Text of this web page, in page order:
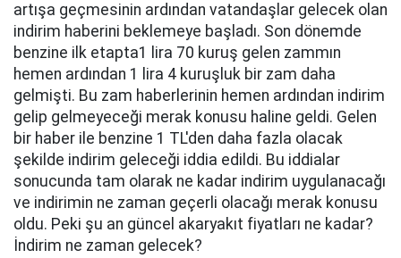
artışa geçmesinin ardından vatandaşlar gelecek olan
indirim haberini beklemeye başladı. Son dönemde
benzine ilk etapta1 lira 70 kuruş gelen zammın
hemen ardından 1 lira 4 kuruşluk bir zam daha
gelmişti. Bu zam haberlerinin hemen ardından indirim
gelip gelmeyeceği merak konusu haline geldi. Gelen
bir haber ile benzine 1 TL'den daha fazla olacak
şekilde indirim geleceği iddia edildi. Bu iddialar
sonucunda tam olarak ne kadar indirim uygulanacağı
ve indirimin ne zaman geçerli olacağı merak konusu
oldu. Peki şu an güncel akaryakıt fiyatları ne kadar?
İndirim ne zaman gelecek?